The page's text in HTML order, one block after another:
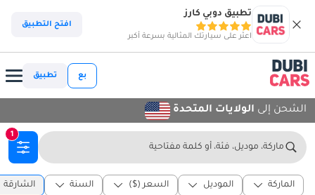
تطبيق دوبي كارز
اعثر على سيارتك المثالية بسرعة أكبر
افتح التطبيق
بع تطبيق
الشحن إلى الولايات المتحدة
ماركة، موديل، فئة، أو كلمة مفتاحية
1
الماركة الموديل السعر ($) السنة الشارقة